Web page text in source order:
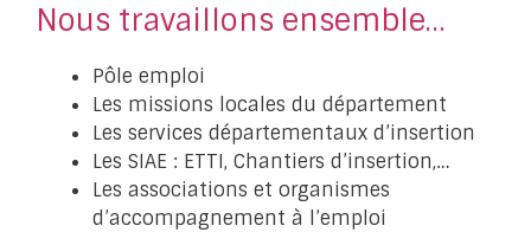
Nous travaillons ensemble…
Pôle emploi
Les missions locales du département
Les services départementaux d’insertion
Les SIAE : ETTI, Chantiers d’insertion,…
Les associations et organismes
d’accompagnement à l’emploi